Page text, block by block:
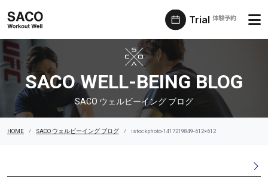
Trial 体験予約
SACO ウェルビーイング ブログ
SACO WELL-BEING BLOG
SACO ウェルビーイング ブログ
HOME SACO ウェルビーイング ブログ istockphoto-1417219849-612×612